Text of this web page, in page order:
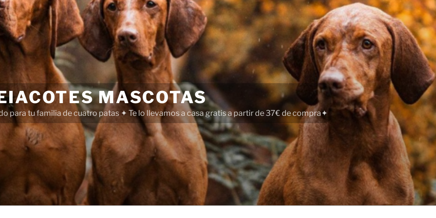
MASCOTAS
para tu familia de cuatro patas ✦ Te lo llevamos a casa gratis a partir de 37€ de compra✦